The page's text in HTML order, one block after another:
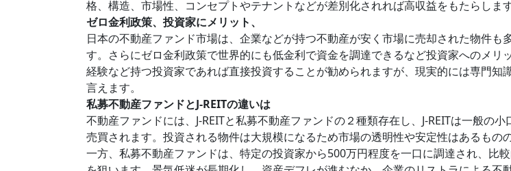
格、構造、市場性、コンセプトやテナントなどが差別化されれば高収益をもたらしま
ゼロ金利政策、投資家にメリット、
日本の不動産ファンド市場は、企業などが持つ不動産が安く市場に売却された物件
す。さらにゼロ金利政策で世界的にも低金利で資金を調達できるなど投資家へのメ
経験など持つ投資家であれば直接投資することが勧められますが、現実的には専門
言えます。
私募不動産ファンドとJ‐REITの違いは
不動産ファンドには、J-REITと私募不動産ファンドの２種類存在し、J-REITは一般の
売買されます。投資される物件は大規模になるため市場の透明性や安定性はあるもの
一方、私募不動産ファンドは、特定の投資家から500万円程度を一口に調達され、比